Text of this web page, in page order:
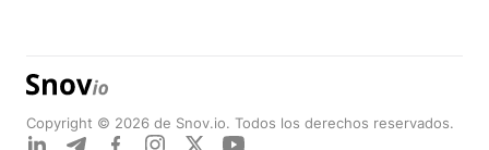
Copyright © 2026 de Snov.io. Todos los derechos reservados.